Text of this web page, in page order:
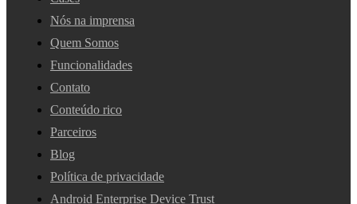
Nós na imprensa
Quem Somos
Funcionalidades
Contato
Conteúdo rico
Parceiros
Blog
Política de privacidade
Android Enterprise Device Trust